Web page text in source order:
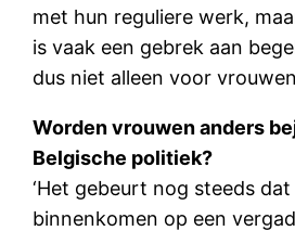
met hun reguliere werk,
is vaak een gebrek aan
dus niet alleen voor
Worden vrouwen anders
Belgische politiek?
‘Het gebeurt nog steeds
binnenkomen op een